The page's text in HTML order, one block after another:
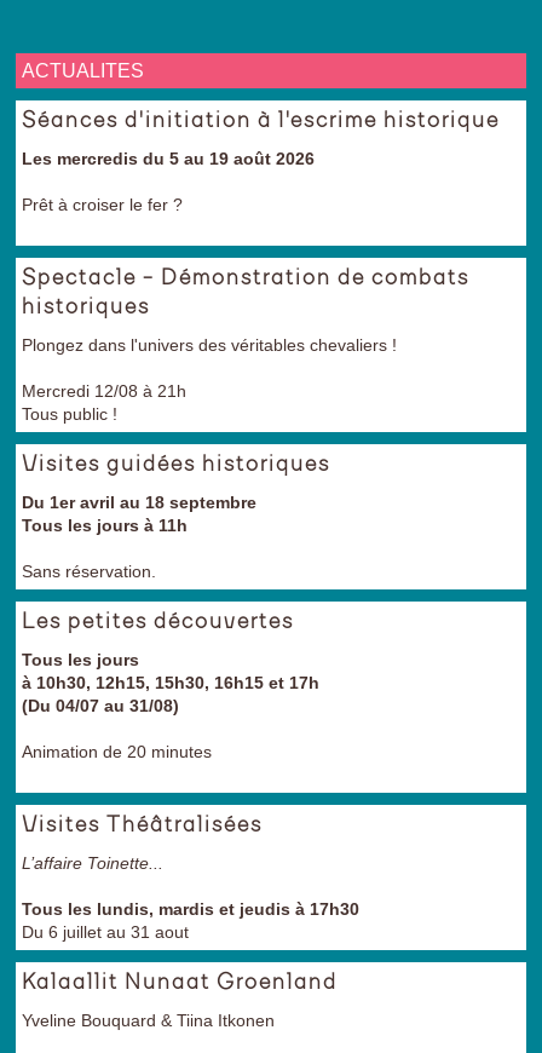
ACTUALITES
Séances d'initiation à l'escrime historique
Les mercredis du 5 au 19 août 2026
Prêt à croiser le fer ?
Spectacle - Démonstration de combats
historiques
Plongez dans l'univers des véritables chevaliers !
Mercredi 12/08 à 21h
Tous public !
Visites guidées historiques
Du 1er avril au 18 septembre
Tous les jours à 11h
Sans réservation.
Les petites découvertes
Tous les jours
à 10h30, 12h15, 15h30, 16h15 et 17h
(Du 04/07 au 31/08)
Animation de 20 minutes
Visites Théâtralisées
L’affaire Toinette...
Tous les lundis, mardis et jeudis à 17h30
Du 6 juillet au 31 aout
Kalaallit Nunaat Groenland
Yveline Bouquard & Tiina Itkonen